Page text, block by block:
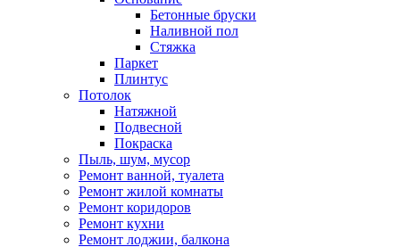
Бетонные бруски
Наливной пол
Стяжка
Паркет
Плинтус
Потолок
Натяжной
Подвесной
Покраска
Пыль, шум, мусор
Ремонт ванной, туалета
Ремонт жилой комнаты
Ремонт коридоров
Ремонт кухни
Ремонт лоджии, балкона